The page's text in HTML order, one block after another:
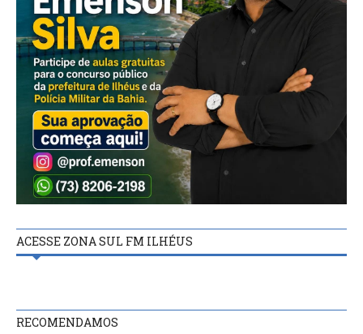
ACESSE ZONA SUL FM ILHÉUS
RECOMENDAMOS